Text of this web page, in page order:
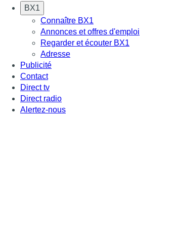
BX1
Connaître BX1
Annonces et offres d'emploi
Regarder et écouter BX1
Adresse
Publicité
Contact
Direct tv
Direct radio
Alertez-nous